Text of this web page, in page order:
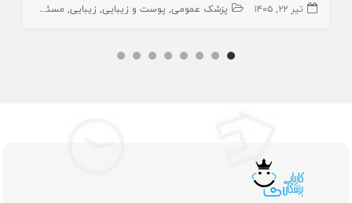
تیر ۲۲, ۱۴۰۵ پزشک عمومی پوست و زیبایی زیبایی مسئول فنی